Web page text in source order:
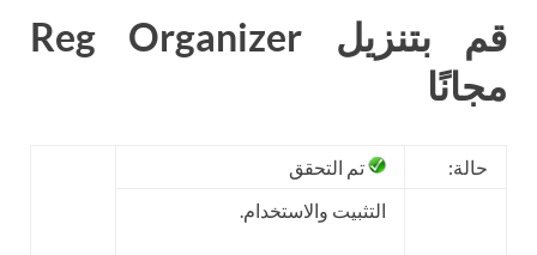
قم بتنزيل Reg Organizer
مجانًا
حالة: تم التحقق
التثبيت والاستخدام.